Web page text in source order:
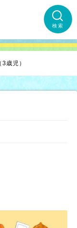
検索
歳児）